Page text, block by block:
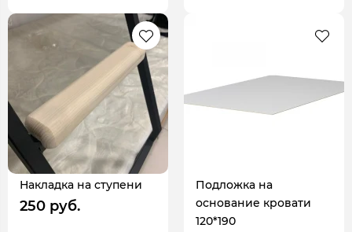
Накладка на ступени
250 руб.
Подложка на
основание кровати
120*190